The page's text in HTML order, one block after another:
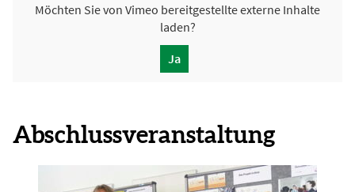
Möchten Sie von Vimeo bereitgestellte externe Inhalte
laden?
Ja
Abschlussveranstaltung